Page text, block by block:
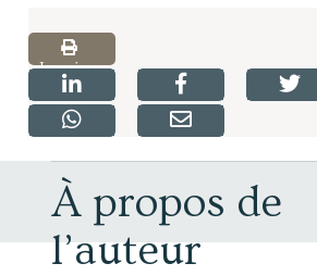
Imprimer
À propos de
l’auteur